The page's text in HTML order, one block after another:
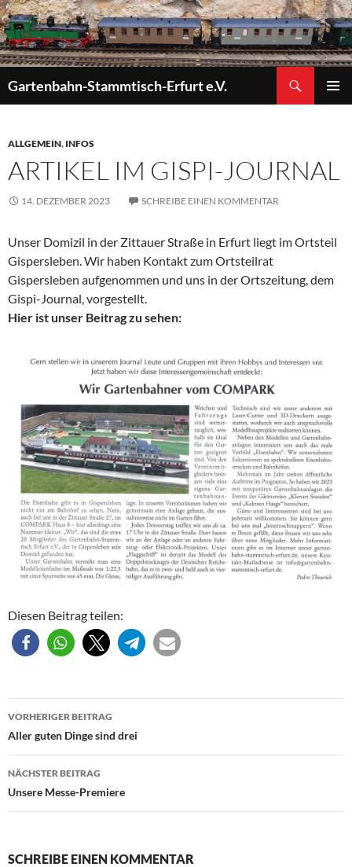
Zum
Inhalt
springen
Gartenbahn-Stammtisch-Erfurt e.V.
ALLGEMEIN, INFOS
ARTIKEL IM GISPI-JOURNAL
14. DEZEMBER 2023 SCHREIBE EINEN KOMMENTAR
Unser Domizil in der Zittauer Straße in Erfurt liegt im Ortsteil
Gispersleben. Wir haben Kontakt zum Ortsteilrat
Gispersleben aufgenommen und uns in der Ortszeitung, dem
Gispi-Journal, vorgestellt.
Hier ist unser Beitrag zu sehen:
Diesen Beitrag teilen:
Beitragsnavigation
VORHERIGER BEITRAG
Aller guten Dinge sind drei
NÄCHSTER BEITRAG
Unsere Messe-Premiere
SCHREIBE EINEN KOMMENTAR